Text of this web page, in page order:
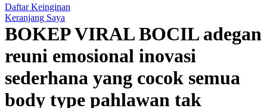
Philips Avent
Pigeon
Ponycycle
Daftar Keinginan
Keranjang Saya
BOKEP VIRAL BOCIL adegan
reuni emosional inovasi
sederhana yang cocok semua
body type pahlawan tak